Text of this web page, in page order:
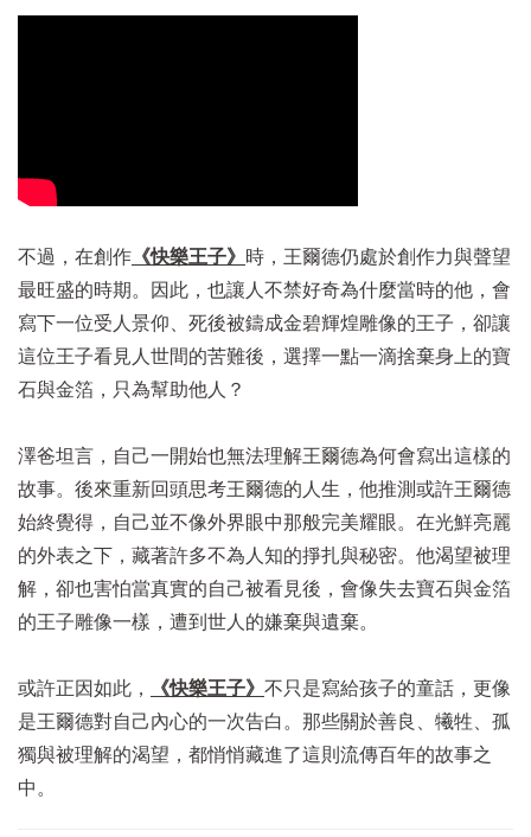
不過，在創作 《快樂王子》 時，王爾德仍處於創作力與聲望
最旺盛的時期。因此，也讓人不禁好奇為什麼當時的他，會
寫下一位受人景仰、死後被鑄成金碧輝煌雕像的王子，卻讓
這位王子看見人世間的苦難後，選擇一點一滴捨棄身上的寶
石與金箔，只為幫助他人？
澤爸坦言，自己一開始也無法理解王爾德為何會寫出這樣的
故事。後來重新回頭思考王爾德的人生，他推測或許王爾德
始終覺得，自己並不像外界眼中那般完美耀眼。在光鮮亮麗
的外表之下，藏著許多不為人知的掙扎與秘密。他渴望被理
解，卻也害怕當真實的自己被看見後，會像失去寶石與金箔
的王子雕像一樣，遭到世人的嫌棄與遺棄。
或許正因如此， 《快樂王子》 不只是寫給孩子的童話，更像
是王爾德對自己內心的一次告白。那些關於善良、犧牲、孤
獨與被理解的渴望，都悄悄藏進了這則流傳百年的故事之
中。